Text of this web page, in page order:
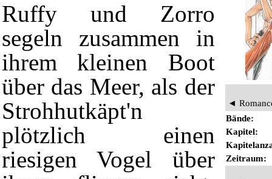
◄
Bände:
Kapitel:
Zeitraum:
Ruffy und Zorro
segeln zusammen in
ihrem kleinen Boot
über das Meer, als der
Strohhutkäpt'n
plötzlich einen
riesigen Vogel über